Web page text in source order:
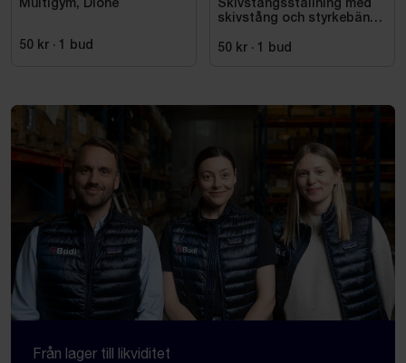
Multigym, Dione
50 kr · 1 bud
Skivstångsställning med
skivstång och styrkebänk
50 kr · 1 bud
Från lager till likviditet